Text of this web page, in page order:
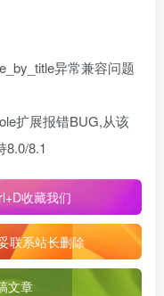
异常兼容问题
扩展报错BUG,从该
8.0/8.1
收藏我们
联系站长删除
文章